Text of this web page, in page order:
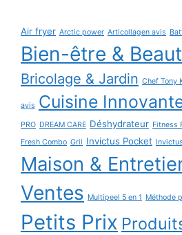
Air fryer Arctic power Articollagen avis
Bien-être &
Bricolage & Jardin Chef Tony
avis Cuisine
PRO DREAM CARE Déshydrateur Fitness
Fresh Combo Gril Invictus Pocket
Maison &
Ventes Multipeel 5 en 1 Méthode
Petits Prix